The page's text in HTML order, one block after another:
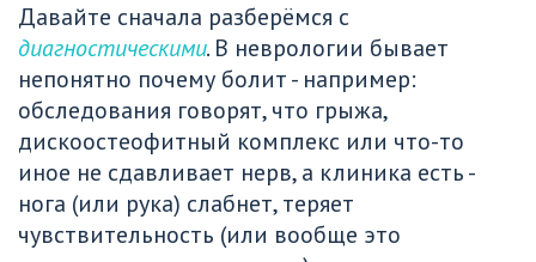
Давайте сначала разберёмся с
диагностическими. В неврологии бывает
непонятно почему болит - например:
обследования говорят, что грыжа,
дискоостеофитный комплекс или что-то
иное не сдавливает нерв, а клиника есть -
нога (или рука) слабнет, теряет
чувствительность (или вообще это